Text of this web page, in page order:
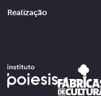
Realização